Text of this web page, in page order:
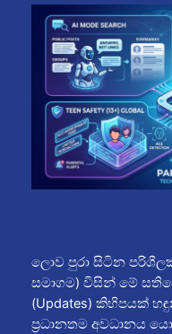
ලොව පුරා සිටින
සමාගම) විසින් මේ
(Updates) කිහිපයක්
ප්‍රධානතම අවධානය